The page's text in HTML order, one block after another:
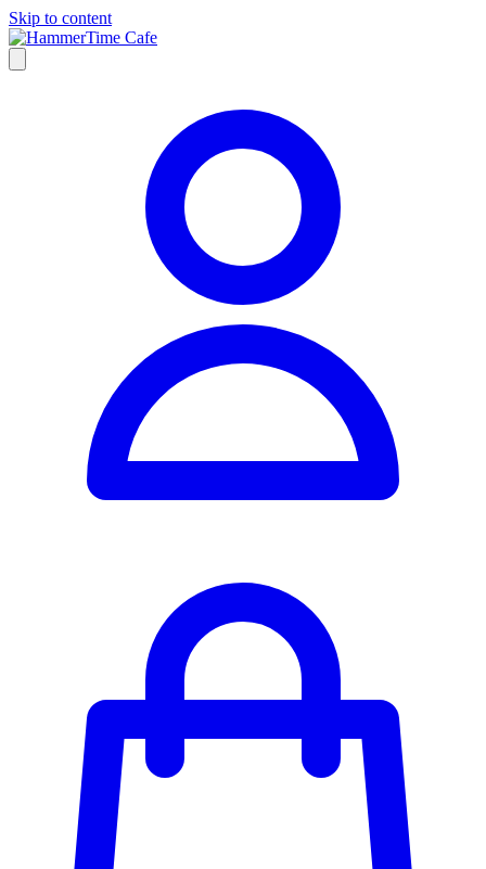
Skip to content